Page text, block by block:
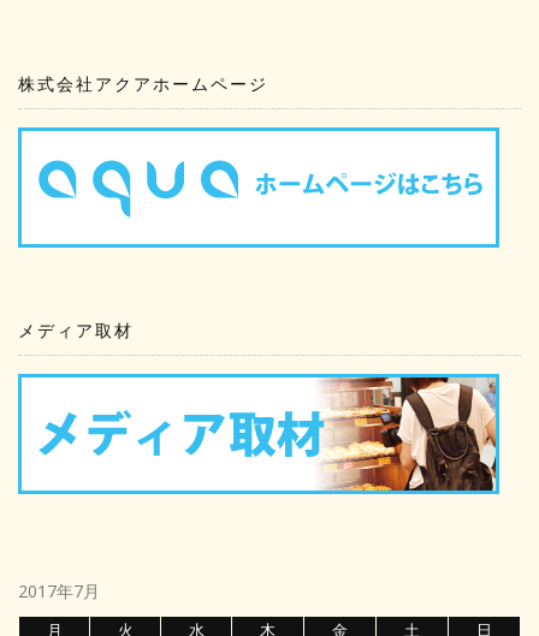
株式会社アクアホームページ
メディア取材
2017年7月
月 火 水 木 金 土
日